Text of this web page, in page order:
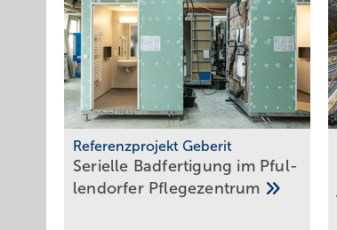
Referenzprojekt Geberit
Serielle Badfertigung im Pful­
len­dor­fer Pfle­ge­zen­trum